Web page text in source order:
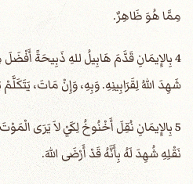
مِمَّا هُوَ ظَاهِرٌ.
4 بِالإِيمَانِ قَدَّمَ هَابِيلُ للهِ ذَبِيحَةً
شَهِدَ اللهُ لِقَرَابِينِهِ. وَبِهِ، وَإِنْ مَاتَ،
5 بِالإِيمَانِ نُقِلَ أَخْنُوخُ لِكَيْ لاَ يَرَى
نَقْلِهِ شُهِدَ لَهُ بِأَنَّهُ قَدْ أَرْضَى اللهَ.